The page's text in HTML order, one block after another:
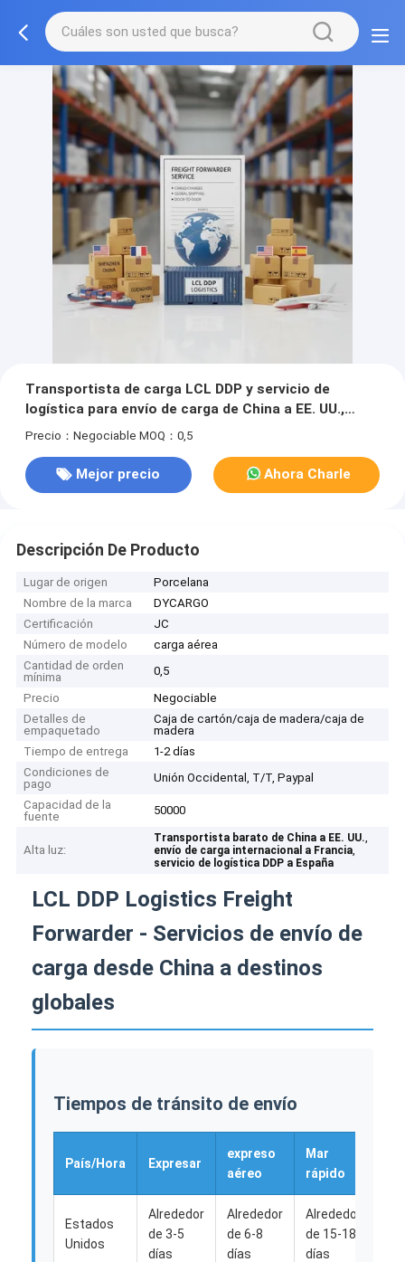
Transportista de carga LCL DDP y servicio de
logística para envío de carga de China a EE. UU.,
Francia, España
Precio：Negociable MOQ：0,5
Mejor precio Ahora Charle
Descripción De Producto
Lugar de origen
Porcelana
Nombre de la marca
DYCARGO
Certificación
JC
Número de modelo
carga aérea
Cantidad de orden
mínima
0,5
Precio
Negociable
Detalles de
empaquetado
Caja de cartón/caja de madera/caja de
madera
Tiempo de entrega
1-2 días
Condiciones de
pago
Unión Occidental, T/T, Paypal
Capacidad de la
fuente
50000
Alta luz:
Transportista barato de China a EE. UU.,
envío de carga internacional a Francia,
servicio de logística DDP a España
LCL DDP Logistics Freight
Forwarder - Servicios de envío de
carga desde China a destinos
globales
Tiempos de tránsito de envío
País/Hora Expresar
expreso
aéreo
Mar
rápido
Estados
Unidos
Alrededor
de 3-5
días
Alrededor
de 6-8
días
Alrededor
de 15-18
días